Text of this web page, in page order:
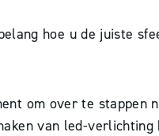
hoe u de juiste
om over te
van led-